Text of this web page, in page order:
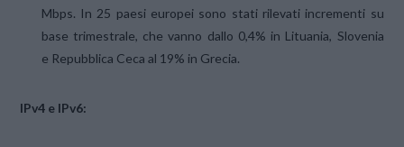
Mbps. In 25 paesi europei sono stati rilevati incrementi su
base trimestrale, che vanno dallo 0,4% in Lituania, Slovenia
e Repubblica Ceca al 19% in Grecia.
IPv4 e IPv6: